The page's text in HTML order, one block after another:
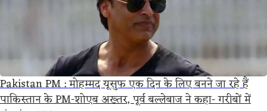
Pakistan PM : मोहम्मद यूसुफ एक दिन के लिए बनने जा रहे हैं
पाकिस्तान के PM-शोएब अख्तर, पूर्व बल्लेबाज ने कहा- गरीबों में